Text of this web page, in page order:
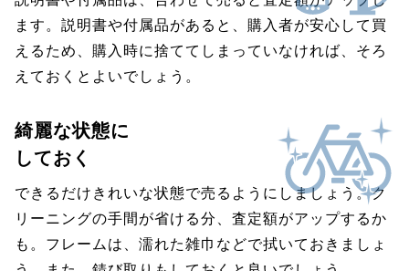
ます。説明書や付属品があると、購入者が安心して買
えるため、購入時に捨ててしまっていなければ、そろ
えておくとよいでしょう。
綺麗な状態に
しておく
できるだけきれいな状態で売るようにしましょう。ク
リーニングの手間が省ける分、査定額がアップするか
も。フレームは、濡れた雑巾などで拭いておきましょ